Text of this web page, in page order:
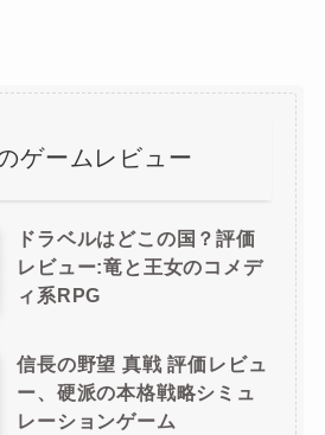
ゲームレビュー
ドラベルはどこの国？評価
レビュー:竜と王女のコメデ
ィ系RPG
信長の野望 真戦 評価レビュ
ー、硬派の本格戦略シミュ
レーションゲーム